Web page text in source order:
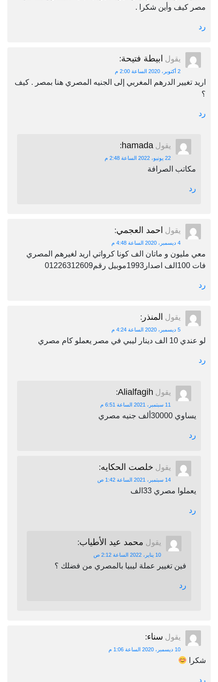
مصر كيف وأين شكرا .
رد
يقول ابيطة فتيحة:
2 أكتوبر، 2020 الساعة 2:00 م
اريد تغيير الدرهم المغربي إلى الجنيه المصري هنا بمصر . كيف
؟
رد
يقول hamada
:
22 يونيو، 2022 الساعة 2:48 م
مكاتب الصرافة
رد
يقول احمد العجمي:
4 ديسمبر، 2020 الساعة 4:48 م
معي مليون و ماتان الف كونا كرواتي اريد لغيرهم المصري
فات 100الف اصدار1993موبيل رقم01226312609
رد
يقول المنذر :
5 ديسمبر، 2020 الساعة 4:24 م
لو عندي 10 الف دينار ليبي في مصر يعملو كام مصري
رد
يقول Alialfagih
:
11 سبتمبر، 2021 الساعة 6:51 م
يساوي 30000ألف جنيه مصري
رد
يقول خلصت الحكايه:
14 سبتمبر، 2021 الساعة 1:42 ص
يعملوا مصري 33الف
رد
يقول محمد عيد الأطياب:
10 يناير، 2022 الساعة 2:12 ص
فين تغيير عملة ليبيا بالمصري من فضلك ؟
رد
يقول سناء:
10 ديسمبر، 2020 الساعة 1:06 م
شكرا
رد